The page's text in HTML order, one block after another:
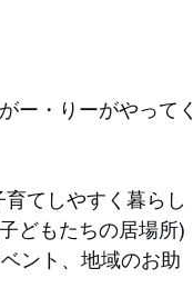
ー・りーがやってく
てしやすく暮らし
どもたちの居場所)
ント、地域のお助